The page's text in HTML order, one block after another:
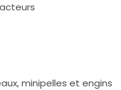
minipelles et engins